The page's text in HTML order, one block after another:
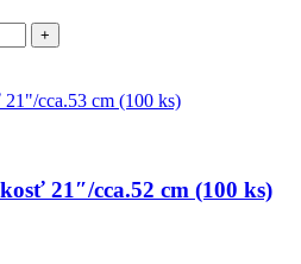
21″/cca.52 cm (100 ks)